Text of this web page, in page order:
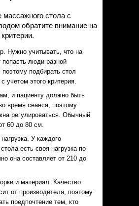
массажного стола с
обратите внимание на
Нужно учитывать, что на
попасть люди разной
поэтому подбирать стол
учетом этого критерия.
и пациенту должно быть
время сеанса, поэтому
регулироваться. Обычный
60 до 80 см.
У каждого
есть своя нагрузка по
она составляет от 210 до
и материал. Качество
от производителя, поэтому
предпочтение тем, кто